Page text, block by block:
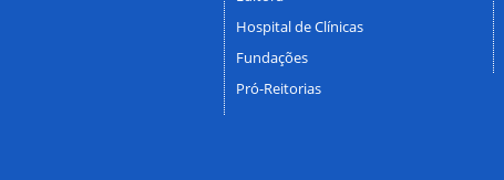
Hospital de Clínicas
Fundações
Pró-Reitorias